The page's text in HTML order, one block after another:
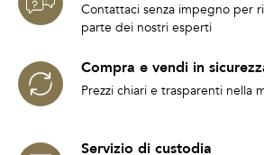
Contattaci senza impegno per
parte dei nostri esperti
Compra e vendi in
Prezzi chiari e trasparenti nella
Servizio di custodia